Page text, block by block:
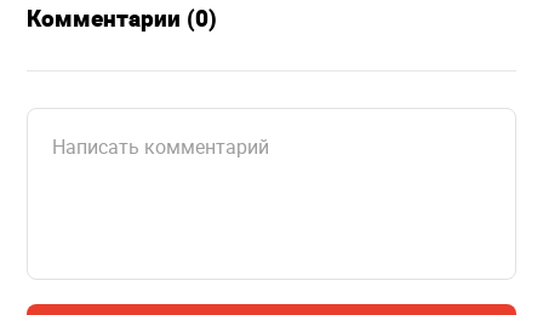
Комментарии (0)